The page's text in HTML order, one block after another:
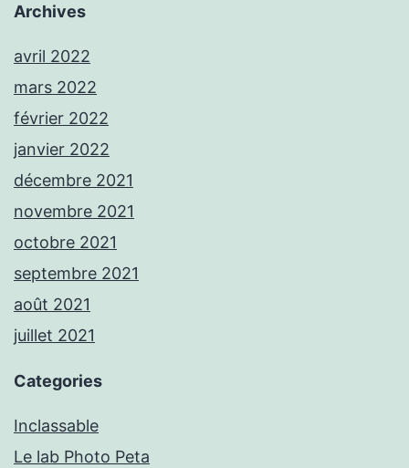
Archives
avril 2022
mars 2022
février 2022
janvier 2022
décembre 2021
novembre 2021
octobre 2021
septembre 2021
août 2021
juillet 2021
Categories
Inclassable
Le lab Photo Peta